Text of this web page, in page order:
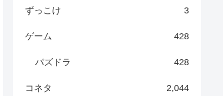
ずっこけ 3
ゲーム 428
パズドラ 428
コネタ 2,044